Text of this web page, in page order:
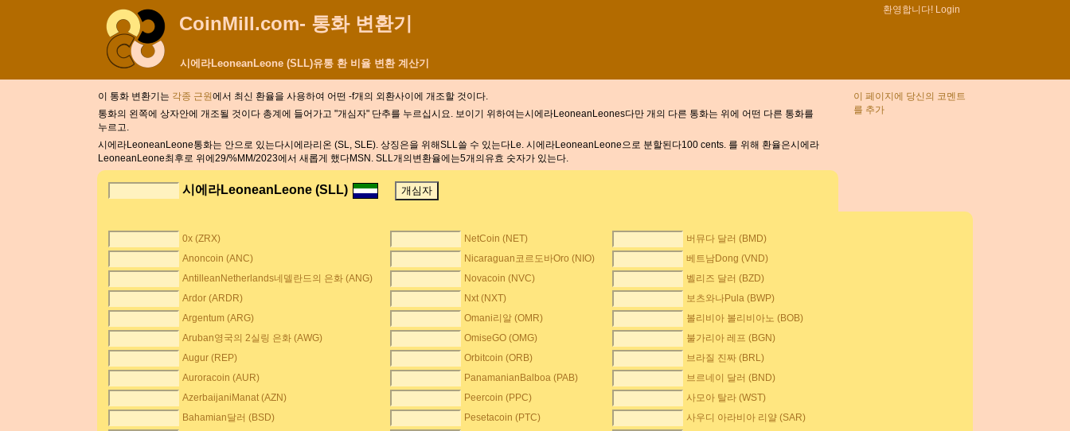
CoinMill.com- 통화 변환기
환영합니다! Login
시에라LeoneanLeone (SLL)유통 환 비율 변환 계산기
이 통화 변환기는 각종 근원에서 최신 환율을 사용하여 어떤 -f개의 외환사이에 개조할 것이다.
통화의 왼쪽에 상자안에 개조될 것이다 총계에 들어가고 "개심자" 단추를 누르십시요. 보이기 위하여는시에라LeoneanLeones다만 개의 다른 통화는 위에 어떤 다른 통화를
누르고.
시에라LeoneanLeone통화는 안으로 있는다시에라리온 (SL, SLE). 상징은을 위해SLL쓸 수 있는다Le. 시에라LeoneanLeone으로 분할된다100 cents. 를 위해 환율은시에라
LeoneanLeone최후로 위에29/%MM/2023에서 새롭게 했다MSN. SLL개의변환율에는5개의유효 숫자가 있는다.
이 페이지에 당신의 코멘트
를 추가
시에라LeoneanLeone (SLL)
0x (ZRX) NetCoin (NET)
버뮤다 달러 (BMD)
Anoncoin (ANC)
Nicaraguan코르도바Oro (NIO)
베트남Dong (VND)
AntilleanNetherlands네델란드의 은화 (ANG)
Novacoin (NVC)
벨리즈 달러 (BZD)
Ardor (ARDR)
Nxt (NXT)
보츠와나Pula (BWP)
Argentum (ARG)
Omani리알 (OMR)
볼리비아 볼리비아노 (BOB)
Aruban영국의 2실링 은화 (AWG)
OmiseGO (OMG)
불가리아 레프 (BGN)
Augur (REP)
Orbitcoin (ORB)
브라질 진짜 (BRL)
Auroracoin (AUR)
PanamanianBalboa (PAB)
브르네이 달러 (BND)
AzerbaijaniManat (AZN)
Peercoin (PPC)
사모아 탈라 (WST)
Bahamian달러 (BSD)
Pesetacoin (PTC)
사우디 아라비아 리얄 (SAR)